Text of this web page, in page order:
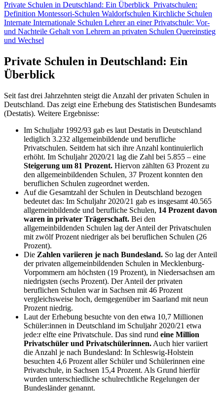
Private Schulen in Deutschland: Ein Überblick Privatschulen:
Definition Montessori-Schulen Waldorfschulen Kirchliche Schulen
Internate Internationale Schulen Lehrer an einer Privatschule: Vor-
und Nachteile Gehalt von Lehrern an privaten Schulen Quereinstieg
und Wechsel
Private Schulen in Deutschland: Ein
Überblick
Seit fast drei Jahrzehnten steigt die Anzahl der privaten Schulen in
Deutschland. Das zeigt eine Erhebung des Statistischen Bundesamts
(Destatis). Weitere Ergebnisse:
Im Schuljahr 1992/93 gab es laut Destatis in Deutschland
lediglich 3.232 allgemeinbildende und berufliche
Privatschulen. Seitdem hat sich ihre Anzahl kontinuierlich
erhöht. Im Schuljahr 2020/21 lag die Zahl bei 5.855 – eine
Steigerung um 81 Prozent. Hiervon zählten 63 Prozent zu
den allgemeinbildenden Schulen, 37 Prozent konnten den
beruflichen Schulen zugeordnet werden.
Auf die Gesamtzahl der Schulen in Deutschland bezogen
bedeutet das: Im Schuljahr 2020/21 gab es insgesamt 40.565
allgemeinbildende und berufliche Schulen, 14 Prozent davon
waren in privater Trägerschaft. Bei den
allgemeinbildenden Schulen lag der Anteil der Privatschulen
mit zwölf Prozent niedriger als bei beruflichen Schulen (26
Prozent).
Die Zahlen variieren je nach Bundesland. So lag der Anteil
der privaten allgemeinbildenden Schulen in Mecklenburg-
Vorpommern am höchsten (19 Prozent), in Niedersachsen am
niedrigsten (sechs Prozent). Der Anteil der privaten
beruflichen Schulen war in Sachsen mit 46 Prozent
vergleichsweise hoch, demgegenüber im Saarland mit neun
Prozent niedrig.
Laut der Erhebung besuchte von den etwa 10,7 Millionen
Schüler:innen in Deutschland im Schuljahr 2020/21 etwa
jede:r elfte eine Privatschule. Das sind rund eine Million
Privatschüler und Privatschülerinnen. Auch hier variiert
die Anzahl je nach Bundesland: In Schleswig-Holstein
besuchten 4,6 Prozent aller Schüler und Schülerinnen eine
Privatschule, in Sachsen 15,4 Prozent. Als Grund hierfür
wurden unterschiedliche schulrechtliche Regelungen der
Bundesländer genannt.